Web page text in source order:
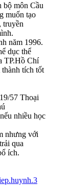
bộ môn Cầu
muốn tạo
truyền
năm 1996.
dục thể
TP.Hồ Chí
tích tốt
57 Thoại
nhiều học
nhưng với
qua
ích.